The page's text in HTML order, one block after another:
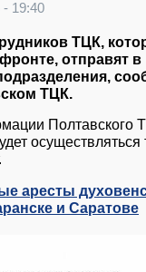
- 19:40
ТЦК,
отправят в
ТЦК.
Полтавского
осуществляться
аресты
и Саратове